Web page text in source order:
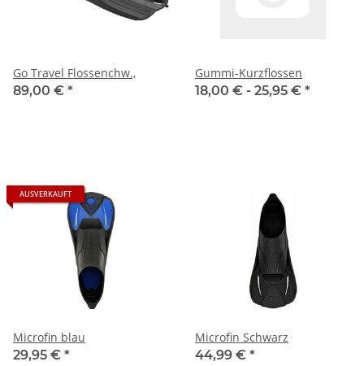
Go Travel Flossenchw.,
89,00 € *
Gummi-Kurzflossen
18,00 € - 25,95 € *
AUSVERKAUFT
Microfin blau
29,95 € *
Microfin Schwarz
44,99 € *